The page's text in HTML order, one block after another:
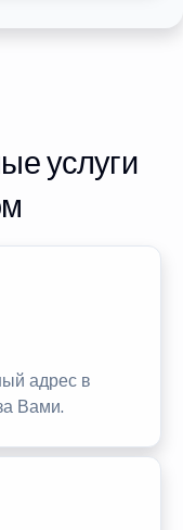
услуги
адрес в
Вами.